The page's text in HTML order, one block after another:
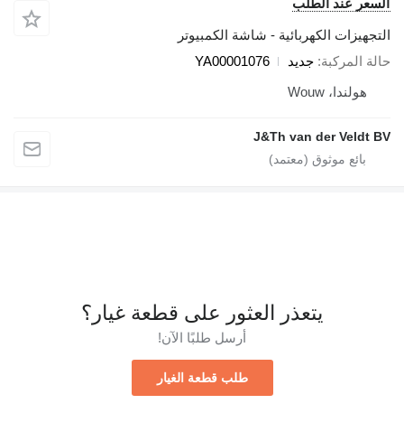
السعر عند الطلب
التجهيزات الكهربائية - شاشة الكمبيوتر
حالة المركبة جديد
YA00001076
هولندا، Wouw
J&Th van der Veldt BV
يتعذر العثور على قطعة غيار؟
أرسل طلبًا الآن!
طلب قطعة الغيار